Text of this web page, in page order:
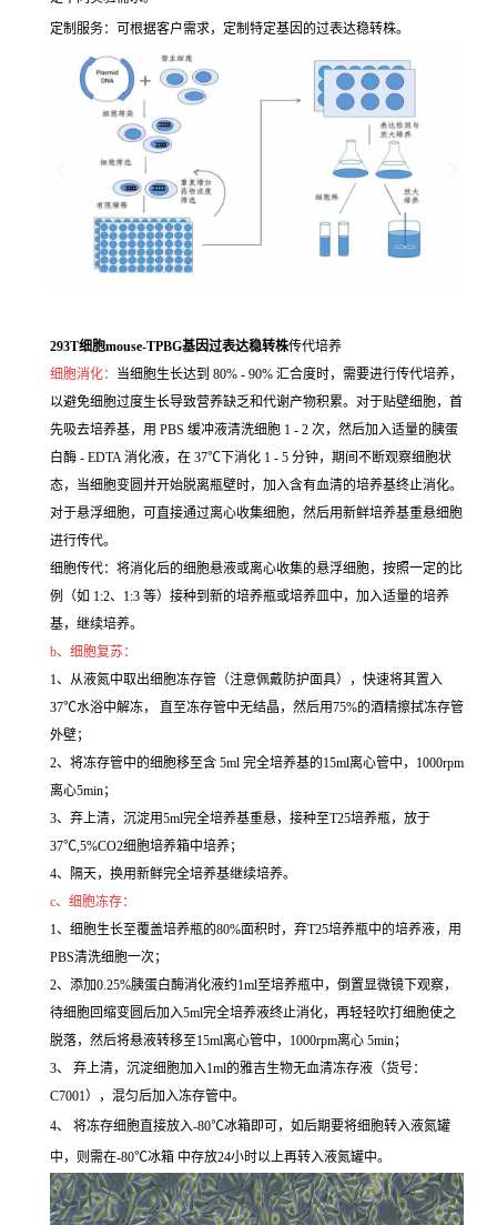
定制服务：可根据客户需求，定制特定基因的过表达稳转株。
293T细胞mouse-TPBG基因过表达稳转株传代培养
细胞消化： 当细胞生长达到 80% - 90% 汇合度时，需要进行传代培养，
以避免细胞过度生长导致营养缺乏和代谢产物积累。对于贴壁细胞，首
先吸去培养基，用 PBS 缓冲液清洗细胞 1 - 2 次，然后加入适量的胰蛋
白酶 - EDTA 消化液，在 37℃下消化 1 - 5 分钟，期间不断观察细胞状
态，当细胞变圆并开始脱离瓶壁时，加入含有血清的培养基终止消化。
对于悬浮细胞，可直接通过离心收集细胞，然后用新鲜培养基重悬细胞
进行传代。
细胞传代：将消化后的细胞悬液或离心收集的悬浮细胞，按照一定的比
例（如 1:2、1:3 等）接种到新的培养瓶或培养皿中，加入适量的培养
基，继续培养。
b、细胞复苏：
1、从液氮中取出细胞冻存管（注意佩戴防护面具），快速将其置入
37℃水浴中解冻， 直至冻存管中无结晶，然后用75%的酒精擦拭冻存管
外壁；
2、将冻存管中的细胞移至含 5ml 完全培养基的15ml离心管中，1000rpm
离心5min；
3、弃上清，沉淀用5ml完全培养基重悬，接种至T25培养瓶，放于
37℃,5%CO2细胞培养箱中培养；
4、隔天，换用新鲜完全培养基继续培养。
c、细胞冻存：
1、细胞生长至覆盖培养瓶的80%面积时，弃T25培养瓶中的培养液，用
PBS清洗细胞一次；
2、添加0.25%胰蛋白酶消化液约1ml至培养瓶中，倒置显微镜下观察，
待细胞回缩变圆后加入5ml完全培养液终止消化，再轻轻吹打细胞使之
脱落，然后将悬液转移至15ml离心管中，1000rpm离心 5min；
3、 弃上清，沉淀细胞加入1ml的雅吉生物无血清冻存液（货号：
C7001），混匀后加入冻存管中。
4、 将冻存细胞直接放入-80℃冰箱即可，如后期要将细胞转入液氮罐
中，则需在-80℃冰箱 中存放24小时以上再转入液氮罐中。